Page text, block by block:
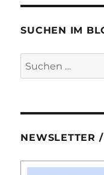
3:
SUCHEN IM
Suchen
nach:
NEWSLETTER